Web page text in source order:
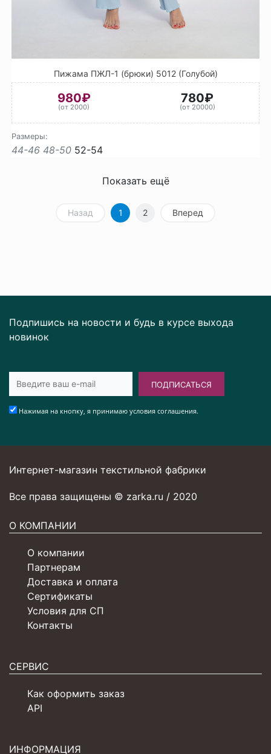
Пижама ПЖЛ-1 (брюки) 5012 (Голубой)
980₽
(от 2000)
780₽
(от 20000)
Размеры:
44-46 48-50 52-54
Показать ещё
Назад 1 2 Вперед
Подпишись на новости и будь в курсе выхода
новинок
ПОДПИСАТЬСЯ
Нажимая на кнопку, я принимаю условия соглашения.
Интернет-магазин текстильной фабрики
Все права защищены © zarka.ru / 2020
О КОМПАНИИ
О компании
Партнерам
Доставка и оплата
Сертификаты
Условия для СП
Контакты
СЕРВИС
Как оформить заказ
API
ИНФОРМАЦИЯ